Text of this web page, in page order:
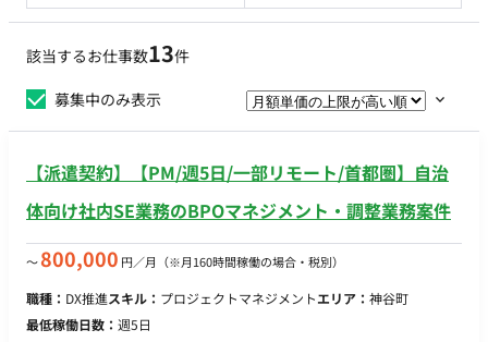
該当するお仕事数13件
募集中のみ表示
【派遣契約】【PM/週5日/一部リモート/首都圏】自治
体向け社内SE業務のBPOマネジメント・調整業務案件
〜800,000 円／月 （※月160時間稼働の場合・税別）
職種： DX推進スキル： プロジェクトマネジメントエリア： 神谷町
最低稼働日数： 週5日